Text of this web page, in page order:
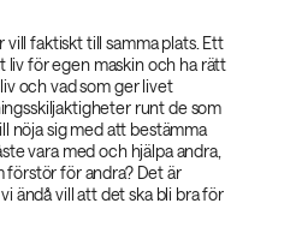
faktiskt till samma plats. Ett
liv för egen maskin och ha rätt
och vad som ger livet
runt de som
nöja sig med att bestämma
vara med och hjälpa andra,
förstör för andra? Det är
ändå vill att det ska bli bra för